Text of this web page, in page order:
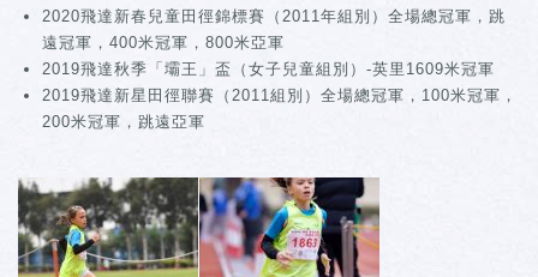
2020飛達新春兒童田徑錦標賽（2011年組別）全場總冠軍，跳
遠冠軍，400米冠軍，800米亞軍
2019飛達秋季「壩王」盃（女子兒童組別）-英里1609米冠軍
2019飛達新星田徑聯賽（2011組別）全場總冠軍，100米冠軍，
200米冠軍，跳遠亞軍